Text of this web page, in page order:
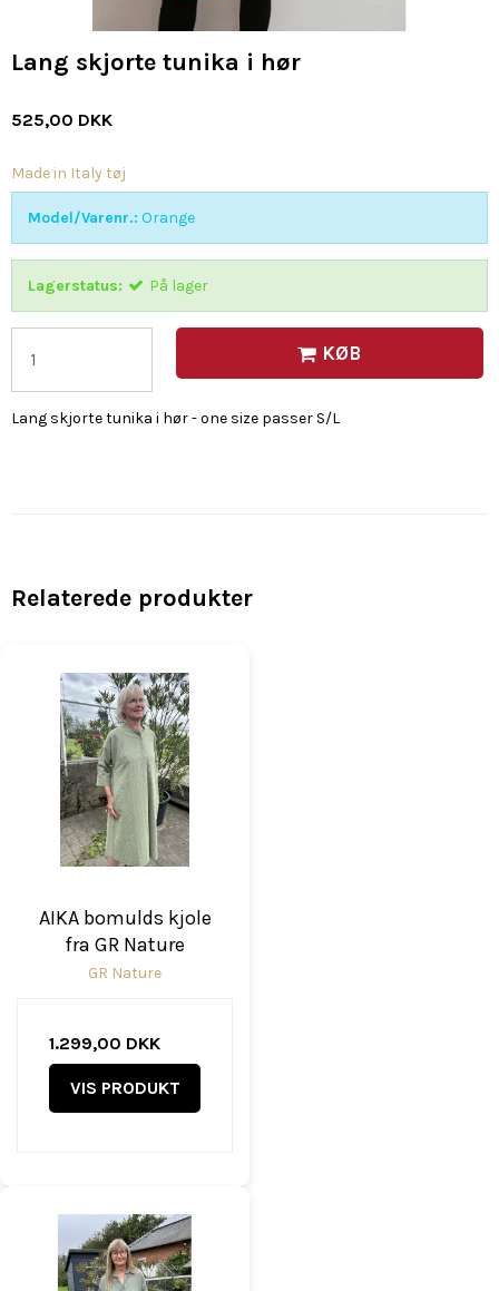
Lang skjorte tunika i hør
525,00 DKK
Made in Italy tøj
Model/Varenr.: Orange
Lagerstatus: På lager
KØB
Lang skjorte tunika i hør - one size passer S/L
Relaterede produkter
AIKA bomulds kjole
fra GR Nature
GR Nature
1.299,00 DKK
VIS PRODUKT